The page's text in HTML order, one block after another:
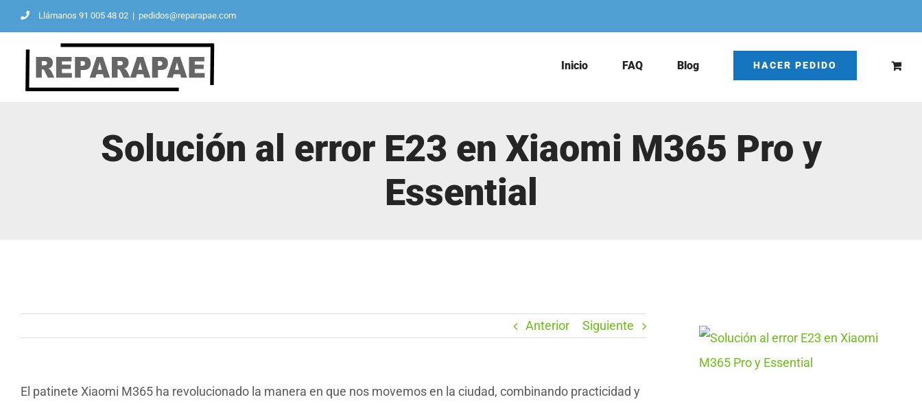
Saltar
al
contenido
Llámanos 91 005 48 02 | pedidos@reparapae.com
Inicio FAQ Blog HACER PEDIDO
Solución al error E23 en Xiaomi M365 Pro y
Essential
Anterior Siguiente
El patinete Xiaomi M365 ha revolucionado la manera en que nos movemos en la ciudad, combinando practicidad y